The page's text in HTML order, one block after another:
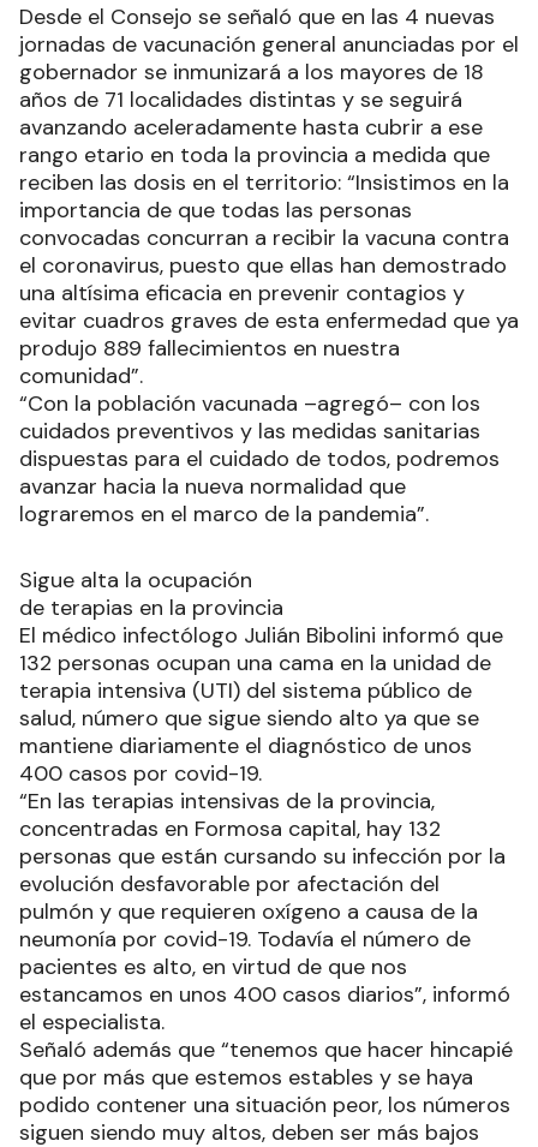
Desde el Consejo se señaló que en las 4 nuevas
jornadas de vacunación general anunciadas por el
gobernador se inmunizará a los mayores de 18
años de 71 localidades distintas y se seguirá
avanzando aceleradamente hasta cubrir a ese
rango etario en toda la provincia a medida que
reciben las dosis en el territorio: “Insistimos en la
importancia de que todas las personas
convocadas concurran a recibir la vacuna contra
el coronavirus, puesto que ellas han demostrado
una altísima eficacia en prevenir contagios y
evitar cuadros graves de esta enfermedad que ya
produjo 889 fallecimientos en nuestra
comunidad”.
“Con la población vacunada –agregó– con los
cuidados preventivos y las medidas sanitarias
dispuestas para el cuidado de todos, podremos
avanzar hacia la nueva normalidad que
lograremos en el marco de la pandemia”.
Sigue alta la ocupación
de terapias en la provincia
El médico infectólogo Julián Bibolini informó que
132 personas ocupan una cama en la unidad de
terapia intensiva (UTI) del sistema público de
salud, número que sigue siendo alto ya que se
mantiene diariamente el diagnóstico de unos
400 casos por covid-19.
“En las terapias intensivas de la provincia,
concentradas en Formosa capital, hay 132
personas que están cursando su infección por la
evolución desfavorable por afectación del
pulmón y que requieren oxígeno a causa de la
neumonía por covid-19. Todavía el número de
pacientes es alto, en virtud de que nos
estancamos en unos 400 casos diarios”, informó
el especialista.
Señaló además que “tenemos que hacer hincapié
que por más que estemos estables y se haya
podido contener una situación peor, los números
siguen siendo muy altos, deben ser más bajos